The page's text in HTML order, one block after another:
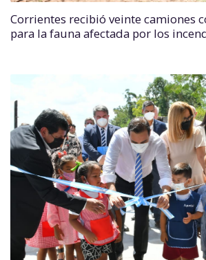
Corrientes recibió veinte camiones
para la fauna afectada por los